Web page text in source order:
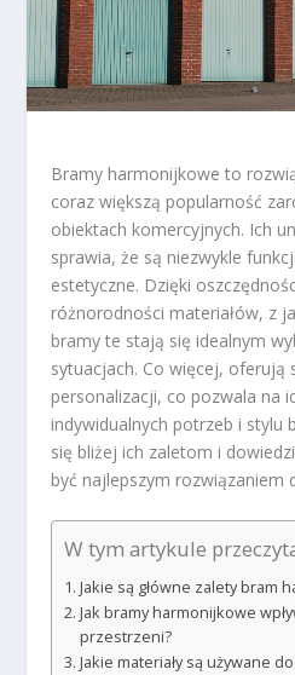
Bramy harmonijkowe to
coraz większą popularność
obiektach komercyjnych. Ich
sprawia, że są niezwykle
estetyczne. Dzięki
różnorodności materiałów, z
bramy te stają się idealnym
sytuacjach. Co więcej, oferują
personalizacji, co pozwala na
indywidualnych potrzeb i stylu
się bliżej ich zaletom i
być najlepszym rozwiązaniem
W tym artykule
Jakie są główne zalety bram
Jak bramy harmonijkowe
przestrzeni?
Jakie materiały są używane